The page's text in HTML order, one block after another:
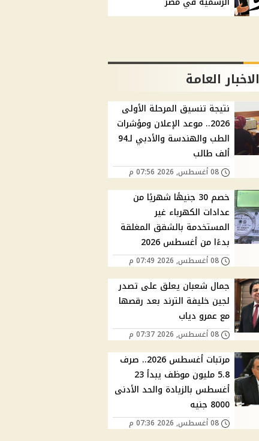
الاخبار العامة
نتيجة تنسيق المرحلة الأولى
2026.. موعد الإعلان ومؤشرات
الطب والهندسة والأدبي لـ94
ألف طالب
08 أغسطس, 2026 07:56 م
خصم 30 جنيهًا شهريًا من
عدادات الكهرباء غير
المستخدمة بالشقق المغلقة
بدءًا من أغسطس 2026
08 أغسطس, 2026 07:49 م
جمال شعبان يعلق على تصدر
لجين خليفة الترند بعد رقصها
مع عمرو دياب
08 أغسطس, 2026 07:37 م
مرتبات أغسطس 2026.. صرف
5.8 مليون موظف يبدأ 23
أغسطس بالزيادة والحد الأدنى
8000 جنيه
08 أغسطس, 2026 07:36 م